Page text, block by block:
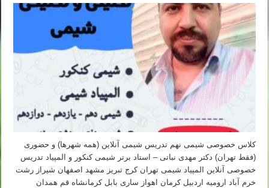
کلاس خصوصی شیمی نهم تدریس شیمی آنلاین (همه شهرها) و حضوری
(فقط تهران) دکتر مهدی نباتی – استاد برتر شیمی کنکور و المپیاد تدریس
خصوصی آنلاین المپیاد شیمی تهران کرج تبریز مشهد اصفهان شیراز رشت
خرم آباد ارومیه اردبیل کرمان اهواز ساری بابل کرمانشاه قم همدان